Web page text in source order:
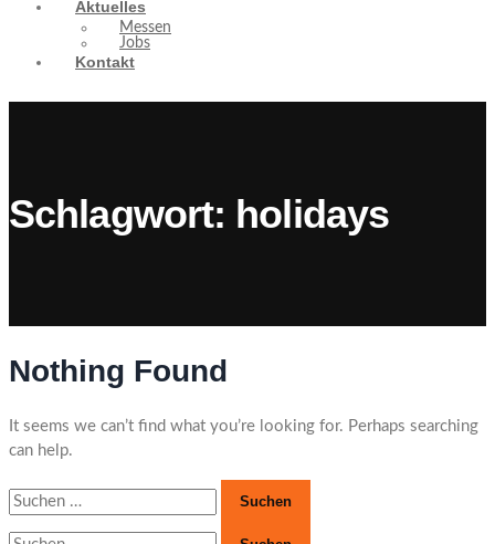
Aktuelles
Messen
Jobs
Kontakt
Schlagwort: holidays
Nothing Found
It seems we can’t find what you’re looking for. Perhaps searching
can help.
Suchen
nach:
Suchen